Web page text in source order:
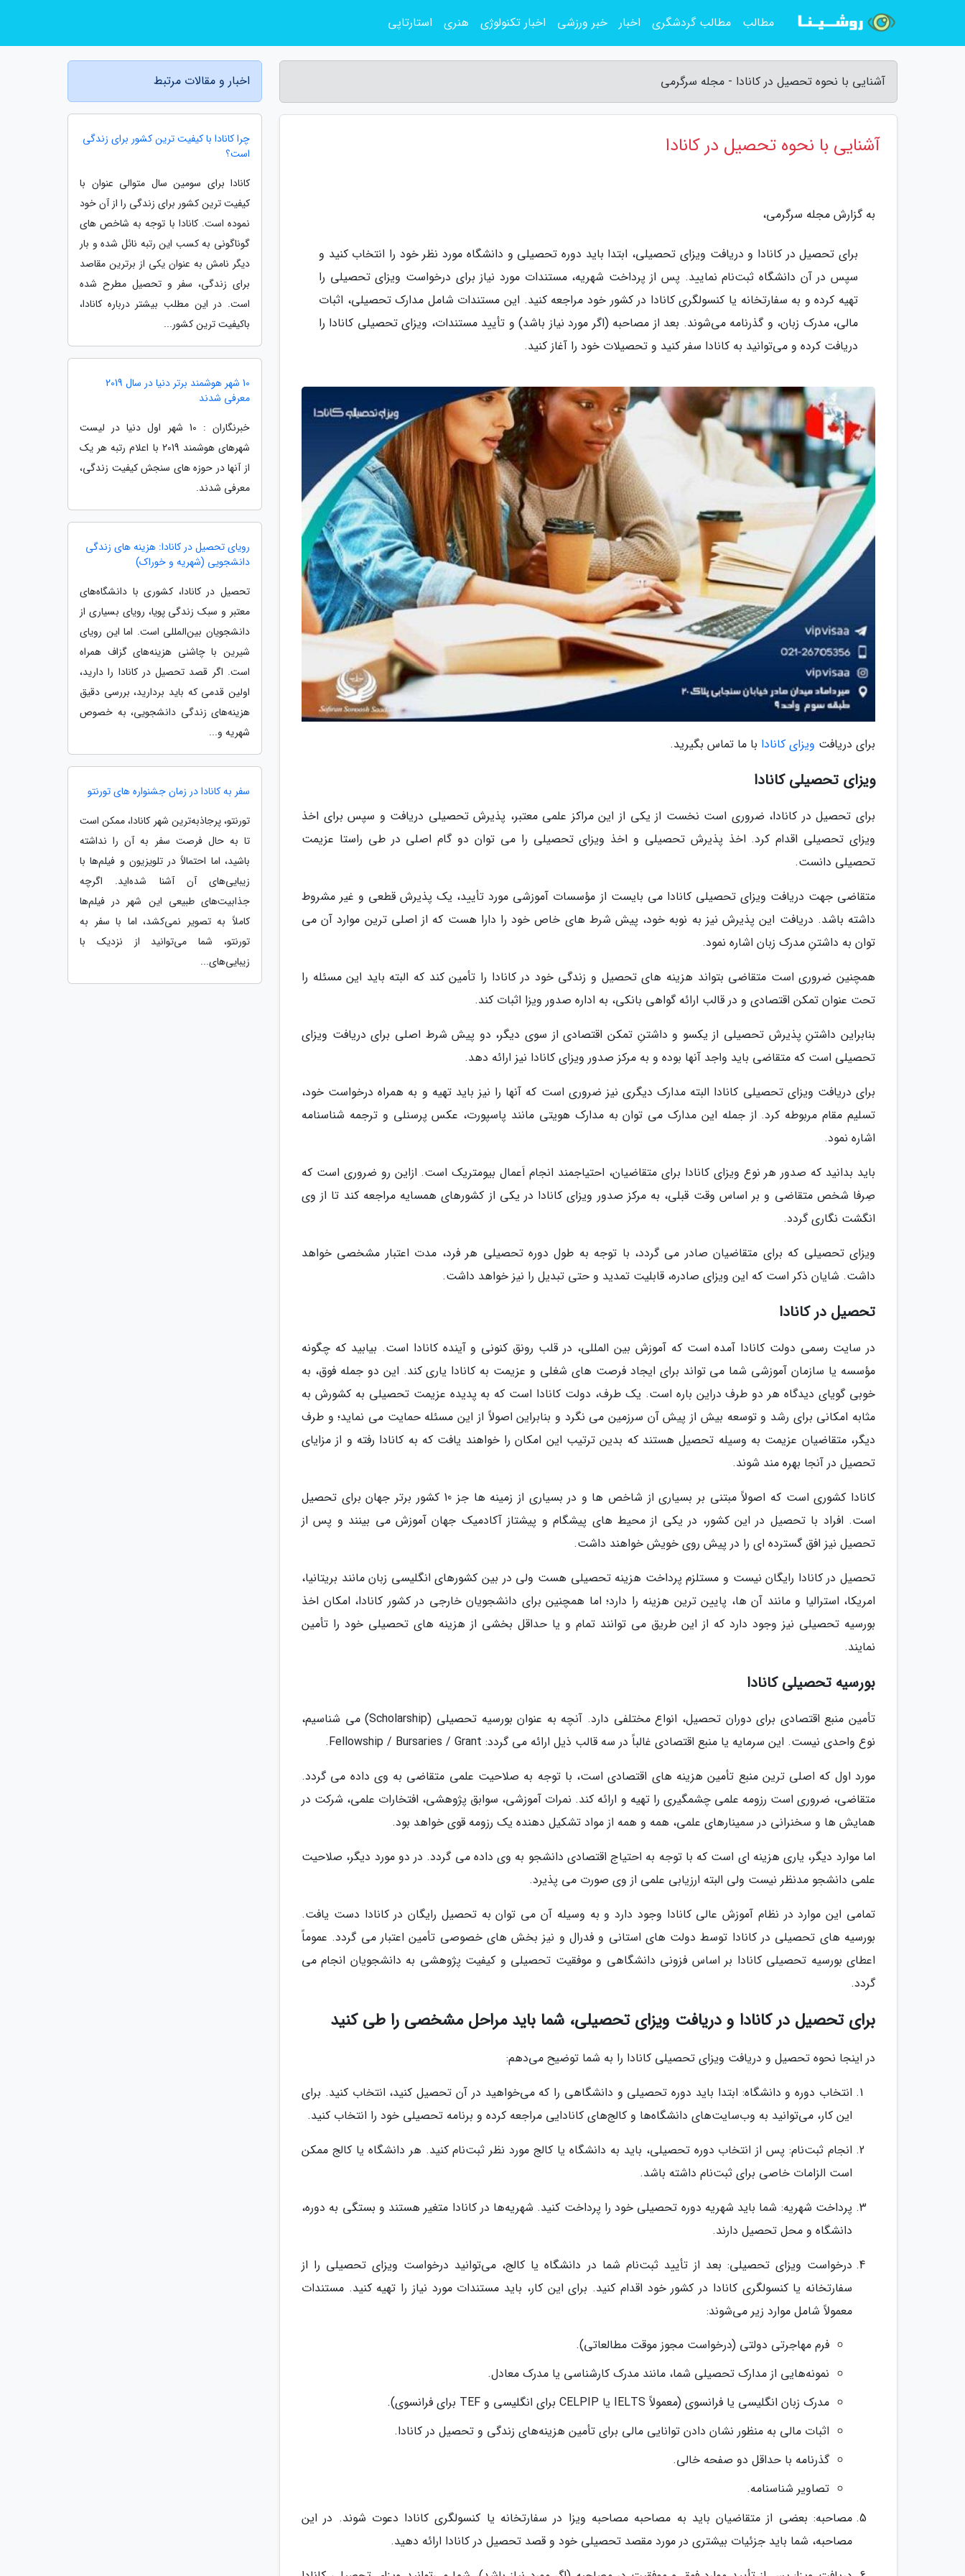
آشنایی با نحوه تحصیل در کانادا - مجله سرگرمی
آشنایی با نحوه تحصیل در کانادا
به گزارش مجله سرگرمی،
برای تحصیل در کانادا و دریافت ویزای تحصیلی، ابتدا باید دوره تحصیلی و دانشگاه مورد نظر خود را انتخاب کنید و
سپس در آن دانشگاه ثبت‌نام نمایید. پس از پرداخت شهریه، مستندات مورد نیاز برای درخواست ویزای تحصیلی را
تهیه کرده و به سفارتخانه یا کنسولگری کانادا در کشور خود مراجعه کنید. این مستندات شامل مدارک تحصیلی، اثبات
مالی، مدرک زبان، و گذرنامه می‌شوند. بعد از مصاحبه (اگر مورد نیاز باشد) و تأیید مستندات، ویزای تحصیلی کانادا را
دریافت کرده و می‌توانید به کانادا سفر کنید و تحصیلات خود را آغاز کنید.
برای دریافت ویزای کانادا با ما تماس بگیرید.
ویزای تحصیلی کانادا
برای تحصیل در کانادا، ضروری است نخست از یکی از این مراکز علمی معتبر، پذیرش تحصیلی دریافت و سپس برای اخذ
ویزای تحصیلی اقدام کرد. اخذ پذیرش تحصیلی و اخذ ویزای تحصیلی را می توان دو گام اصلی در طی راستا عزیمت
تحصیلی دانست.
متقاضی جهت دریافت ویزای تحصیلی کانادا می بایست از مؤسسات آموزشی مورد تأیید، یک پذیرش قطعی و غیر مشروط
داشته باشد. دریافت این پذیرش نیز به نوبه خود، پیش شرط های خاص خود را دارا هست که از اصلی ترین موارد آن می
توان به داشتنِ مدرک زبان اشاره نمود.
همچنین ضروری است متقاضی بتواند هزینه های تحصیل و زندگی خود در کانادا را تأمین کند که البته باید این مسئله را
تحت عنوان تمکن اقتصادی و در قالب ارائه گواهی بانکی، به اداره صدور ویزا اثبات کند.
بنابراین داشتنِ پذیرش تحصیلی از یکسو و داشتنِ تمکن اقتصادی از سوی دیگر، دو پیش شرط اصلی برای دریافت ویزای
تحصیلی است که متقاضی باید واجد آنها بوده و به مرکز صدور ویزای کانادا نیز ارائه دهد.
برای دریافت ویزای تحصیلی کانادا البته مدارک دیگری نیز ضروری است که آنها را نیز باید تهیه و به همراه درخواست خود،
تسلیم مقام مربوطه کرد. از جمله این مدارک می توان به مدارک هویتی مانند پاسپورت، عکس پرسنلی و ترجمه شناسنامه
اشاره نمود.
باید بدانید که صدور هر نوع ویزای کانادا برای متقاضیان، احتیاجمند انجام اَعمال بیومتریک است. ازاین رو ضروری است که
صِرفا شخص متقاضی و بر اساس وقت قبلی، به مرکز صدور ویزای کانادا در یکی از کشورهای همسایه مراجعه کند تا از وی
انگشت نگاری گردد.
ویزای تحصیلی که برای متقاضیان صادر می گردد، با توجه به طول دوره تحصیلی هر فرد، مدت اعتبار مشخصی خواهد
داشت. شایان ذکر است که این ویزای صادره، قابلیت تمدید و حتی تبدیل را نیز خواهد داشت.
تحصیل در کانادا
در سایت رسمی دولت کانادا آمده است که آموزش بین المللی، در قلب رونق کنونی و آینده کانادا است. بیابید که چگونه
مؤسسه یا سازمان آموزشی شما می تواند برای ایجاد فرصت های شغلی و عزیمت به کانادا یاری کند. این دو جمله فوق، به
خوبی گویای دیدگاه هر دو طرف دراین باره است. یک طرف، دولت کانادا است که به پدیده عزیمت تحصیلی به کشورش به
مثابه امکانی برای رشد و توسعه بیش از پیش آن سرزمین می نگرد و بنابراین اصولاً از این مسئله حمایت می نماید؛ و طرف
دیگر، متقاضیان عزیمت به وسیله تحصیل هستند که بدین ترتیب این امکان را خواهند یافت که به کانادا رفته و از مزایای
تحصیل در آنجا بهره مند شوند.
کانادا کشوری است که اصولاً مبتنی بر بسیاری از شاخص ها و در بسیاری از زمینه ها جز 10 کشور برتر جهان برای تحصیل
است. افراد با تحصیل در این کشور، در یکی از محیط های پیشگام و پیشتاز آکادمیک جهان آموزش می بینند و پس از
تحصیل نیز افق گسترده ای را در پیش روی خویش خواهند داشت.
تحصیل در کانادا رایگان نیست و مستلزم پرداخت هزینه تحصیلی هست ولی در بین کشورهای انگلیسی زبان مانند بریتانیا،
امریکا، استرالیا و مانند آن ها، پایین ترین هزینه را دارد؛ اما همچنین برای دانشجویان خارجی در کشور کانادا، امکان اخذ
بورسیه تحصیلی نیز وجود دارد که از این طریق می توانند تمام و یا حداقل بخشی از هزینه های تحصیلی خود را تأمین
نمایند.
بورسیه تحصیلی کانادا
تأمین منبع اقتصادی برای دوران تحصیل، انواع مختلفی دارد. آنچه به عنوان بورسیه تحصیلی (Scholarship) می شناسیم،
نوع واحدی نیست. این سرمایه یا منبع اقتصادی غالباً در سه قالب ذیل ارائه می گردد: Fellowship / Bursaries / Grant.
مورد اول که اصلی ترین منبع تأمین هزینه های اقتصادی است، با توجه به صلاحیت علمی متقاضی به وی داده می گردد.
متقاضی، ضروری است رزومه علمی چشمگیری را تهیه و ارائه کند. نمرات آموزشی، سوابق پژوهشی، افتخارات علمی، شرکت در
همایش ها و سخنرانی در سمینارهای علمی، همه و همه از مواد تشکیل دهنده یک رزومه قوی خواهد بود.
اما موارد دیگر، یاری هزینه ای است که با توجه به احتیاج اقتصادی دانشجو به وی داده می گردد. در دو مورد دیگر، صلاحیت
علمی دانشجو مدنظر نیست ولی البته ارزیابی علمی از وی صورت می پذیرد.
تمامی این موارد در نظام آموزش عالی کانادا وجود دارد و به وسیله آن می توان به تحصیل رایگان در کانادا دست یافت.
بورسیه های تحصیلی در کانادا توسط دولت های استانی و فدرال و نیز بخش های خصوصی تأمین اعتبار می گردد. عموماً
اعطای بورسیه تحصیلی کانادا بر اساس فزونی دانشگاهی و موفقیت تحصیلی و کیفیت پژوهشی به دانشجویان انجام می
گردد.
برای تحصیل در کانادا و دریافت ویزای تحصیلی، شما باید مراحل مشخصی را طی کنید
در اینجا نحوه تحصیل و دریافت ویزای تحصیلی کانادا را به شما توضیح می‌دهم:
انتخاب دوره و دانشگاه: ابتدا باید دوره تحصیلی و دانشگاهی را که می‌خواهید در آن تحصیل کنید، انتخاب کنید. برای
این کار، می‌توانید به وب‌سایت‌های دانشگاه‌ها و کالج‌های کانادایی مراجعه کرده و برنامه تحصیلی خود را انتخاب کنید.
انجام ثبت‌نام: پس از انتخاب دوره تحصیلی، باید به دانشگاه یا کالج مورد نظر ثبت‌نام کنید. هر دانشگاه یا کالج ممکن
است الزامات خاصی برای ثبت‌نام داشته باشد.
پرداخت شهریه: شما باید شهریه دوره تحصیلی خود را پرداخت کنید. شهریه‌ها در کانادا متغیر هستند و بستگی به دوره،
دانشگاه و محل تحصیل دارند.
درخواست ویزای تحصیلی: بعد از تأیید ثبت‌نام شما در دانشگاه یا کالج، می‌توانید درخواست ویزای تحصیلی را از
سفارتخانه یا کنسولگری کانادا در کشور خود اقدام کنید. برای این کار، باید مستندات مورد نیاز را تهیه کنید. مستندات
معمولاً شامل موارد زیر می‌شوند:
فرم مهاجرتی دولتی (درخواست مجوز موقت مطالعاتی).
نمونه‌هایی از مدارک تحصیلی شما، مانند مدرک کارشناسی یا مدرک معادل.
مدرک زبان انگلیسی یا فرانسوی (معمولاً IELTS یا CELPIP برای انگلیسی و TEF برای فرانسوی).
اثبات مالی به منظور نشان دادن توانایی مالی برای تأمین هزینه‌های زندگی و تحصیل در کانادا.
گذرنامه با حداقل دو صفحه خالی.
تصاویر شناسنامه.
مصاحبه: بعضی از متقاضیان باید به مصاحبه مصاحبه ویزا در سفارتخانه یا کنسولگری کانادا دعوت شوند. در این
مصاحبه، شما باید جزئیات بیشتری در مورد مقصد تحصیلی خود و قصد تحصیل در کانادا ارائه دهید.
اخبار و مقالات مرتبط
چرا کانادا با کیفیت ترین کشور برای زندگی
است؟
کانادا برای سومین سال متوالی عنوان با
کیفیت ترین کشور برای زندگی را از آن خود
نموده است. کانادا با توجه به شاخص های
گوناگونی به کسب این رتبه نائل شده و بار
دیگر نامش به عنوان یکی از برترین مقاصد
برای زندگی، سفر و تحصیل مطرح شده
است. در این مطلب بیشتر درباره کانادا،
باکیفیت ترین کشور...
10 شهر هوشمند برتر دنیا در سال 2019
معرفی شدند
خبرنگاران : 10 شهر اول دنیا در لیست
شهرهای هوشمند 2019 با اعلام رتبه هر یک
از آنها در حوزه های سنجش کیفیت زندگی،
معرفی شدند.
رویای تحصیل در کانادا: هزینه های زندگی
دانشجویی (شهریه و خوراک)
تحصیل در کانادا، کشوری با دانشگاه‌های
معتبر و سبک زندگی پویا، رویای بسیاری از
دانشجویان بین‌المللی است. اما این رویای
شیرین با چاشنی هزینه‌های گزاف همراه
است. اگر قصد تحصیل در کانادا را دارید،
اولین قدمی که باید بردارید، بررسی دقیق
هزینه‌های زندگی دانشجویی، به خصوص
شهریه و...
سفر به کانادا در زمان جشنواره های تورنتو
تورنتو، پرجاذبه‌ترین شهر کانادا، ممکن است
تا به حال فرصت سفر به آن را نداشته
باشید، اما احتمالاً در تلویزیون و فیلم‌ها با
زیبایی‌های آن آشنا شده‌اید. اگرچه
جذابیت‌های طبیعی این شهر در فیلم‌ها
کاملاً به تصویر نمی‌کشد، اما با سفر به
تورنتو، شما می‌توانید از نزدیک با
زیبایی‌های...
مطالب مطالب گردشگری اخبار خبر ورزشی اخبار تکنولوژی هنری استارتاپی